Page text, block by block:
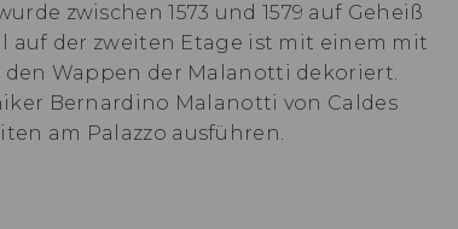
zwischen 1573 und 1579 auf Geheiß
auf der zweiten Etage ist mit einem mit
den Wappen der Malanotti dekoriert.
Bernardino Malanotti von Caldes
am Palazzo ausführen.